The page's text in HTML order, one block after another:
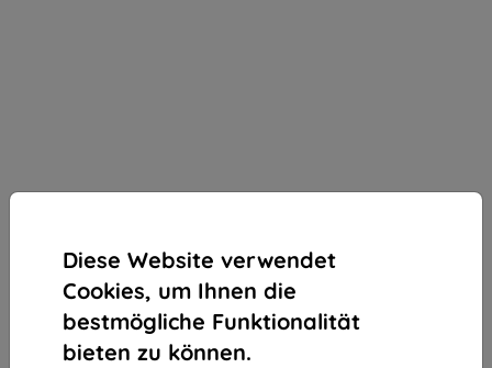
Diese Website verwendet
Cookies, um Ihnen die
bestmögliche Funktionalität
bieten zu können.